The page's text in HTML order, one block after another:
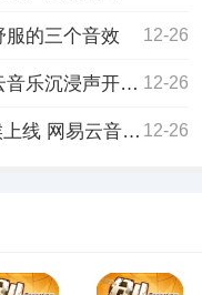
的三个音效 12-26
网易云音乐沉浸声怎么开启 网易云音乐沉浸声开启方法介绍 12-26
网易云音乐2024年度报告什么时候上线 网易云音乐2024年度报告上线时间一览 12-26